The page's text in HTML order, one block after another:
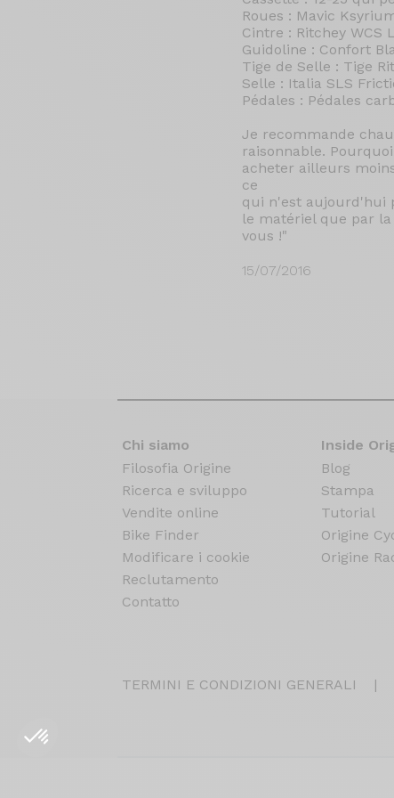
Roues : Mavic
Cintre : Ritchey WCS
Guidoline : Confort
Tige de Selle : Tige
Selle : Italia SLS
Pédales : Pédales
Je recommande
raisonnable. Pourquoi
acheter ailleurs
ce
qui n'est aujourd'hui
le matériel que par
vous !"
15/07/2016
Chi siamo
Filosofia Origine
Ricerca e sviluppo
Vendite online
Bike Finder
Modificare i cookie
Reclutamento
Contatto
Inside
Blog
Stampa
Tutorial
Origine
Origine
TERMINI E CONDIZIONI GENERALI |